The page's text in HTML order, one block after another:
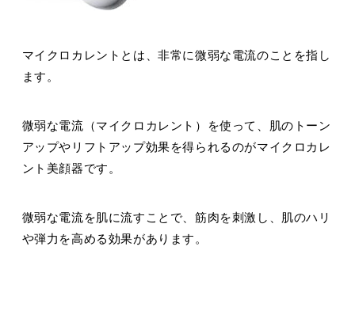
マイクロカレントとは、非常に微弱な電流のことを指し
ます。
微弱な電流（マイクロカレント）を使って、肌のトーン
アップやリフトアップ効果を得られるのがマイクロカレ
ント美顔器です。
微弱な電流を肌に流すことで、筋肉を刺激し、肌のハリ
や弾力を高める効果があります。